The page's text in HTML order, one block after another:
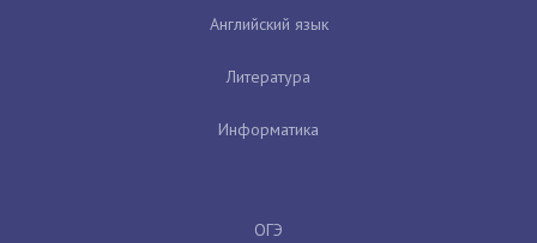
Английский язык
Литература
Информатика
ОГЭ